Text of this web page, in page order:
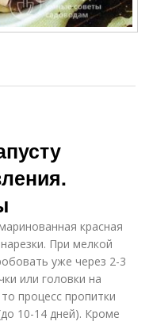
красная
При мелкой
уже через 2-3
или головки на
процесс пропитки
10-14 дней). Кроме